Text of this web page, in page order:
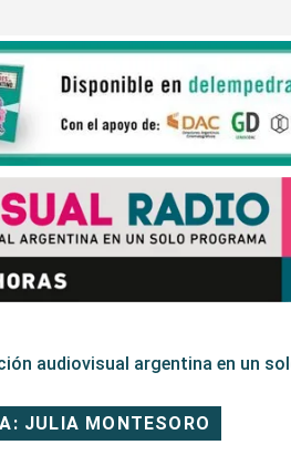
audiovisual argentina en un
JULIA MONTESORO